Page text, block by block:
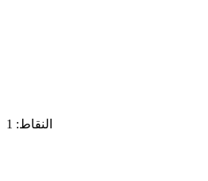
النقاط: 1